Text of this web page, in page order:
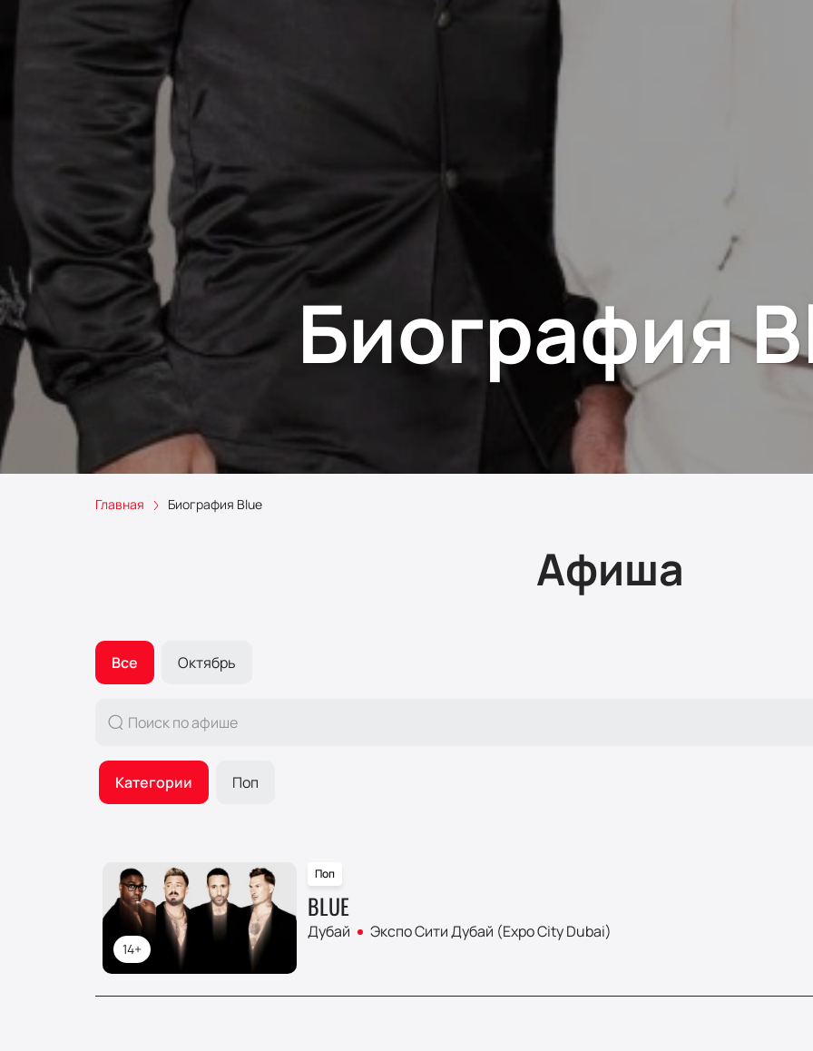
Биография
Главная Биография Blue
Афиша
Все Октябрь
Категории Поп
14+
Поп
BLUE
Дубай Экспо Сити Дубай (Expo City Dubai)